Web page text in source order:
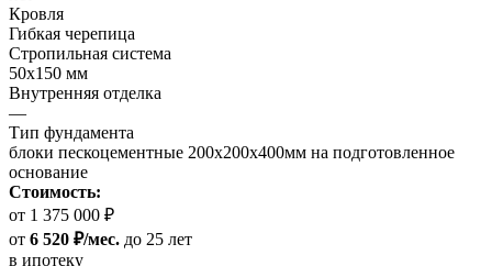
Кровля
Гибкая черепица
Стропильная система
50х150 мм
Внутренняя отделка
—
Тип фундамента
блоки пескоцементные 200х200х400мм на подготовленное
основание
Стоимость:
от 1 375 000 ₽
от 6 520 ₽/мес. до 25 лет
в ипотеку